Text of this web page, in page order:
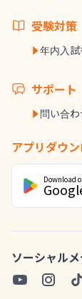
受験対策
年内入
サポート
問い合
アプリダウ
Download
ソーシャル